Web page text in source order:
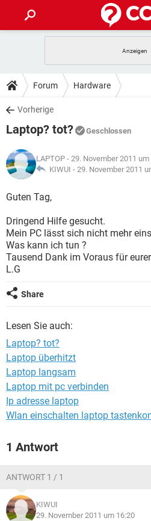
ANDROID
WINDOWS 10
WHATSAPP
FACEBOOK
TIPPS & TRICKS
SPIELE
WHATSAPP
FACEBOOK
DOWNLOADS
SPIELE
ANDROID
WINDOWS 10
WHATSAPP
FORUM
SPIELE
ANDROID
WINDOWS 10
WHATSAPP
FACEBOOK
LEXIKON
SPIELE
WINDOWS 10
WHATSAPP
FACEBOOK
Forum Hardware
Vorherige
Laptop? tot? Geschlossen
LAPTOP - 29. November 2011 um
KIWUI - 29. November 2011
Guten Tag,
Dringend Hilfe gesucht.
Mein PC lässt sich nicht mehr
Was kann ich tun ?
Tausend Dank im Voraus für
L.G
Share
Lesen Sie auch:
Laptop? tot?
Laptop überhitzt
Laptop langsam
Laptop mit pc verbinden
Ip adresse laptop
Wlan einschalten laptop
1 Antwort
ANTWORT 1 / 1
KIWUI
29. November 2011 um 16:20